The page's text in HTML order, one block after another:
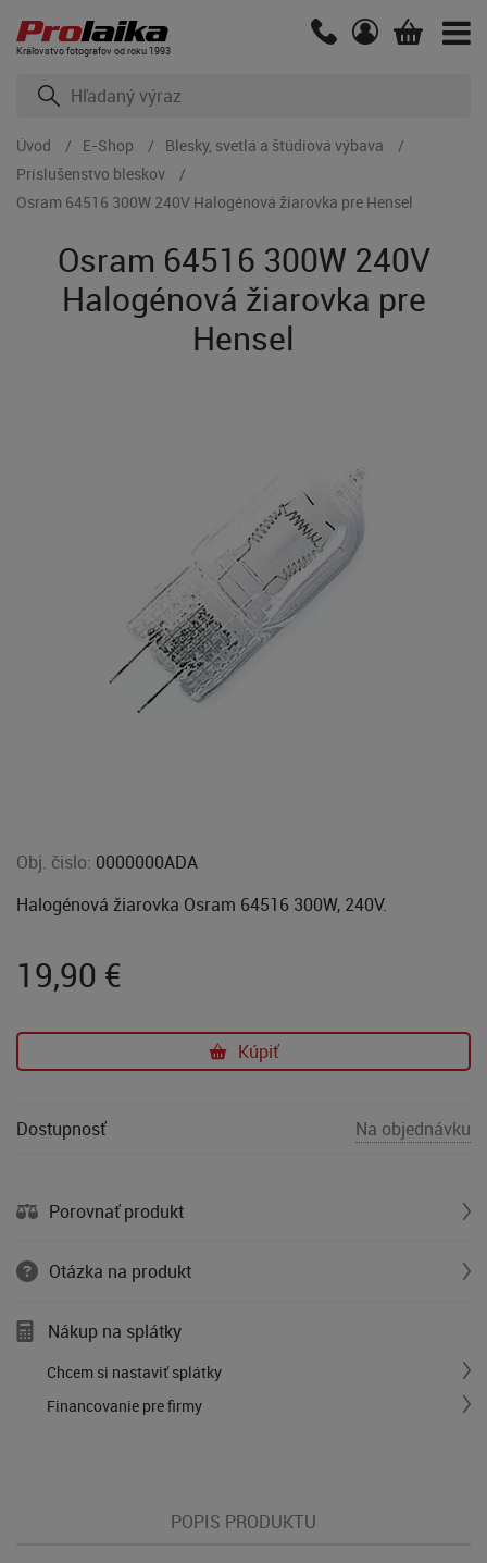
Kráľovstvo fotografov od roku 1993
Úvod E-Shop
Blesky, svetlá a štúdiová výbava
Príslušenstvo bleskov
Osram 64516 300W 240V Halogénová žiarovka pre Hensel
Osram 64516 300W 240V
Halogénová žiarovka pre
Hensel
Obj. čislo: 0000000ADA
Halogénová žiarovka Osram 64516 300W, 240V.
19,90 €
Kúpiť
Dostupnosť Na objednávku
Porovnať produkt
Otázka na produkt
Nákup na splátky
Chcem si nastaviť splátky
Financovanie pre firmy
POPIS PRODUKTU